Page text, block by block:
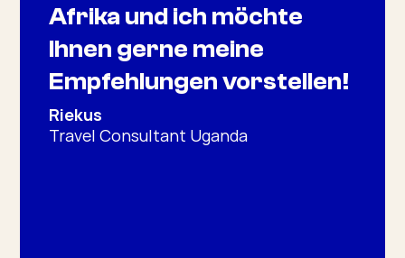
Afrika und ich möchte
Ihnen gerne meine
Empfehlungen vorstellen!
Riekus
Travel Consultant Uganda